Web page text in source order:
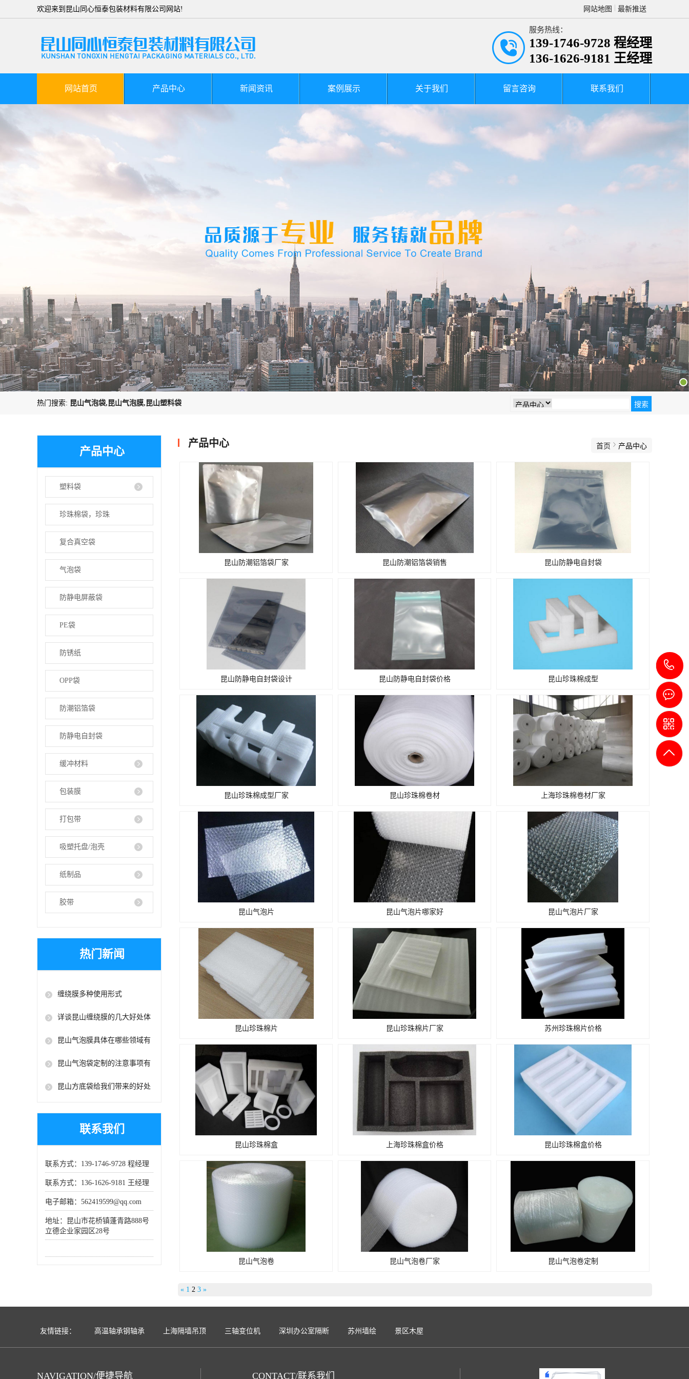
欢迎来到昆山同心恒泰包装材料有限公司网站! 网站地图 最新推送
服务热线：
139-1746-9728 程经理
136-1626-9181 王经理
网站首页 产品中心 新闻资讯 案例展示 关于我们 留言咨询 联系我们
热门搜索: 昆山气泡袋,昆山气泡膜,昆山塑料袋
产品中心
塑料袋
珍珠棉袋，珍珠
复合真空袋
气泡袋
防静电屏蔽袋
PE袋
防锈纸
OPP袋
防潮铝箔袋
防静电自封袋
缓冲材料
包装膜
打包带
吸塑托盘/泡壳
纸制品
胶带
热门新闻
缠绕膜多种使用形式
详谈昆山缠绕膜的几大好处体
昆山气泡膜具体在哪些领域有
昆山气泡袋定制的注意事项有
昆山方底袋给我们带来的好处
联系我们
联系方式：139-1746-9728 程经理
联系方式：136-1626-9181 王经理
电子邮箱：562419599@qq.com
地址：昆山市花桥镇蓬青路888号
立德企业家园区28号
产品中心 首页 产品中心
昆山防潮铝箔袋厂家 昆山防潮铝箔袋销售 昆山防静电自封袋
昆山防静电自封袋设计 昆山防静电自封袋价格 昆山珍珠棉成型
昆山珍珠棉成型厂家 昆山珍珠棉卷材 上海珍珠棉卷材厂家
昆山气泡片 昆山气泡片哪家好 昆山气泡片厂家
昆山珍珠棉片 昆山珍珠棉片厂家 苏州珍珠棉片价格
昆山珍珠棉盒 上海珍珠棉盒价格 昆山珍珠棉盒价格
昆山气泡卷 昆山气泡卷厂家 昆山气泡卷定制
« 1 2 3 »
友情链接： 高温轴承钢轴承 上海隔墙吊顶 三轴变位机 深圳办公室隔断 苏州墙绘 景区木屋
NAVIGATION/便捷导航 CONTACT/联系我们